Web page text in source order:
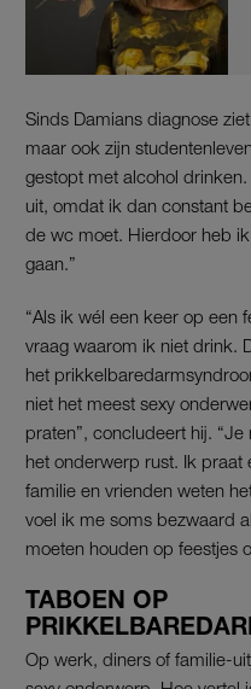
Sinds Damians diagnose
maar ook zijn
gestopt met alcohol
uit, omdat ik dan constant
de wc moet. Hierdoor heb
gaan.”
“Als ik wél een keer op een
vraag waarom ik niet drink.
het
niet het meest sexy
praten”, concludeert hij.
het onderwerp rust. Ik praat
familie en vrienden weten
voel ik me soms bezwaard
moeten houden op feestjes
TABOEN OP
Op werk, diners of familie-